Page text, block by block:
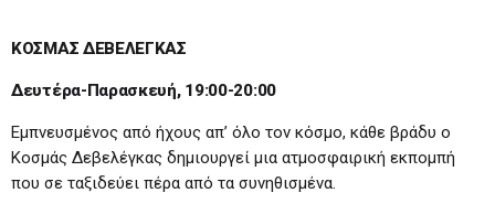
18:00 - 19:00
ΚΟΣΜΑΣ ΔΕΒΕΛΕΓΚΑΣ
Δευτέρα-Παρασκευή, 19:00-20:00
Εμπνευσμένος από ήχους απ’ όλο τον κόσμο, κάθε βράδυ ο
Κοσμάς Δεβελέγκας δημιουργεί μια ατμοσφαιρική εκπομπή
που σε ταξιδεύει πέρα από τα συνηθισμένα.